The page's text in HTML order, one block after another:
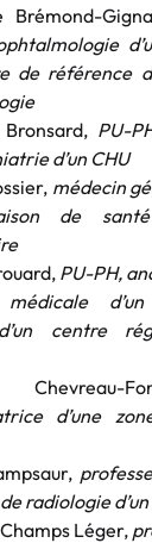
Brémond-
de référence
PU-
d’un CHU
médecin
de santé
PU-PH,
centre
Chevreau-
d’une
radiologie d’un
Léger,